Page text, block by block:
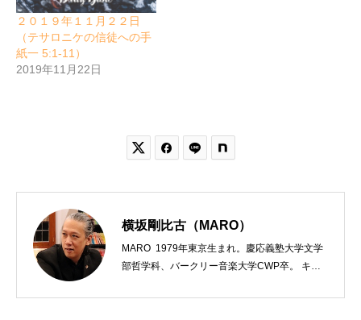
２０１９年１１月２２日
（テサロニケの信徒への手
紙一 5:1-11）
2019年11月22日
 
横坂剛比古（MARO）
MARO 1979年東京生まれ。慶応義塾大学文学
部哲学科、バークリー音楽大学CWP卒。 キリ
う宗教法人専門の行政書士。2020年7月よりク